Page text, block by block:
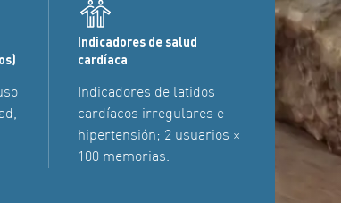
Indicadores de salud
cardíaca
Indicadores de latidos
cardíacos irregulares e
hipertensión; 2 usuarios ×
100 memorias.